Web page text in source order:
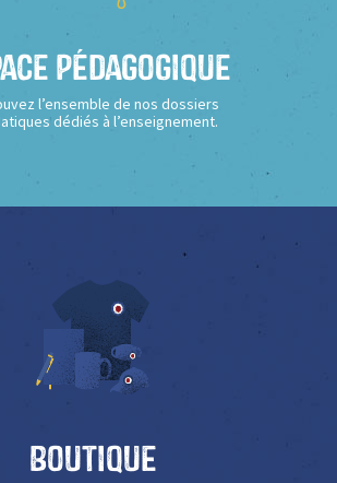
Pédagogique
l’ensemble de nos dossiers
dédiés à l’enseignement.
Boutique